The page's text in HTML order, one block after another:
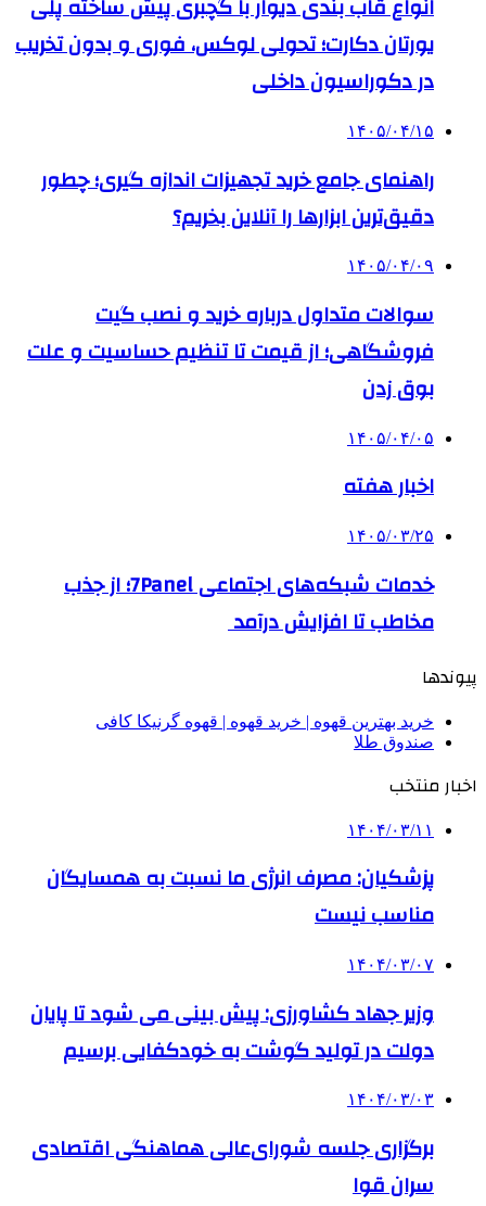
انواع قاب بندی دیوار با گچبری پیش ساخته پلی
یورتان دکارت؛ تحولی لوکس، فوری و بدون تخریب
در دکوراسیون داخلی
۱۴۰۵/۰۴/۱۵
راهنمای جامع خرید تجهیزات اندازه گیری؛ چطور
دقیق‌ترین ابزارها را آنلاین بخریم؟
۱۴۰۵/۰۴/۰۹
سوالات متداول درباره خرید و نصب گیت
فروشگاهی؛ از قیمت تا تنظیم حساسیت و علت
بوق زدن
۱۴۰۵/۰۴/۰۵
اخبار هفته
۱۴۰۵/۰۳/۲۵
خدمات شبکه‌های اجتماعی 7Panel؛ از جذب
مخاطب تا افزایش درآمد
پیوندها
خرید بهترین قهوه | خرید قهوه | قهوه گرنیکا کافی
صندوق طلا
اخبار منتخب
۱۴۰۴/۰۳/۱۱
پزشکیان: مصرف انرژی ما نسبت به همسایگان
مناسب نیست
۱۴۰۴/۰۳/۰۷
وزیر جهاد کشاورزی: پیش بینی می شود تا پایان
دولت در تولید گوشت به خودکفایی برسیم
۱۴۰۴/۰۳/۰۳
برگزاری جلسه شورای‌عالی هماهنگی اقتصادی
سران قوا